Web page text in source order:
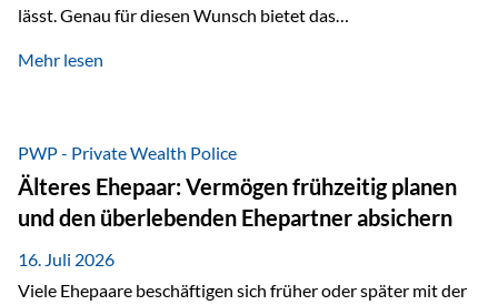
lässt. Genau für diesen Wunsch bietet das
Vienna-Life eine interessante Lösung. Es ermöglicht,
Ausgangssituation Stellen Sie sich folgende Familie vor: Die
Großeltern haben über viele Jahre Vermögen aufgebaut. Ihr
Wunsch ist es, dieses Vermögen nicht nur den eigenen
Kindern, sondern langfristig auch den Enkeln zukommen zu…
Mehr lesen
PWP - Private Wealth Police
Älteres Ehepaar: Vermögen frühzeitig planen
und den überlebenden Ehepartner absichern
16. Juli 2026
Viele Ehepaare beschäftigen sich früher oder später mit der